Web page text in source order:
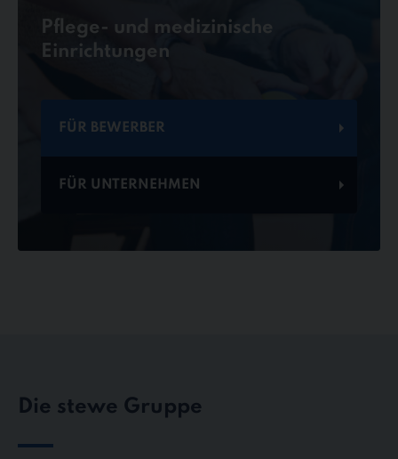
Pflege- und medizinische
Einrichtungen
FÜR BEWERBER
FÜR UNTERNEHMEN
Die stewe Gruppe